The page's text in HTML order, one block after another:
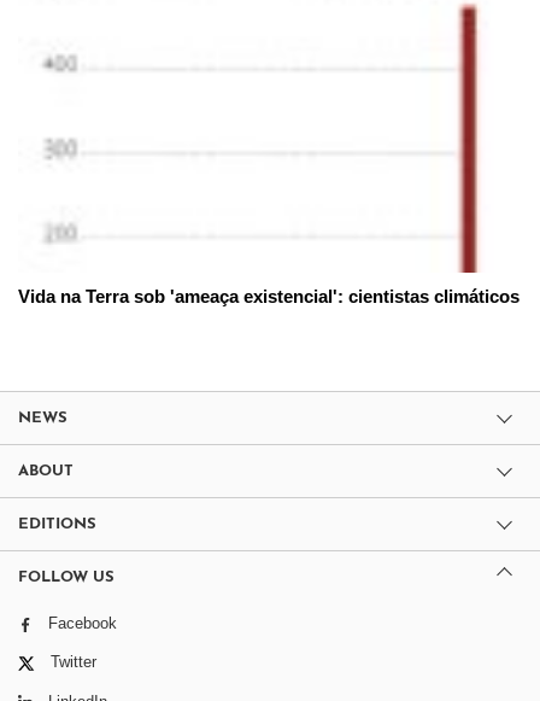
Vida na Terra sob 'ameaça existencial': cientistas climáticos
NEWS
ABOUT
EDITIONS
FOLLOW US
Facebook
Twitter